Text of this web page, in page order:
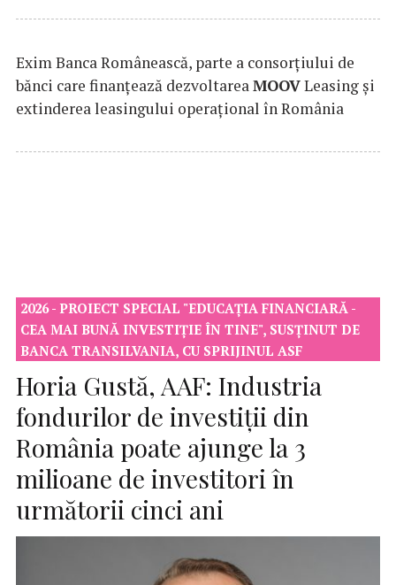
Exim Banca Românească, parte a consorțiului de
bănci care finanțează dezvoltarea MOOVLeasing și
extinderea leasingului operațional în România
2026 - PROIECT SPECIAL "EDUCAȚIA FINANCIARĂ -
CEA MAI BUNĂ INVESTIȚIE ÎN TINE", SUSȚINUT DE
BANCA TRANSILVANIA, CU SPRIJINUL ASF
Horia Gustă, AAF: Industria
fondurilor de investiții din
România poate ajunge la 3
milioane de investitori în
următorii cinci ani